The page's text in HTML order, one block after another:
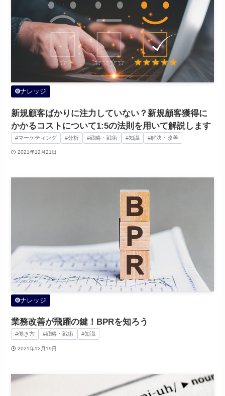
ナレッジ
新規顧客ばかりに注力していない？新規顧客獲得に
かかるコストについて1:5の法則を用いて解説します
#マーケティング #分析 #戦略・戦術 #知識 #解決・改善
2021年12月21日
ナレッジ
業務改善が飛躍の鍵！BPRを知ろう
#働き方 #戦略・戦術 #知識
2021年12月19日